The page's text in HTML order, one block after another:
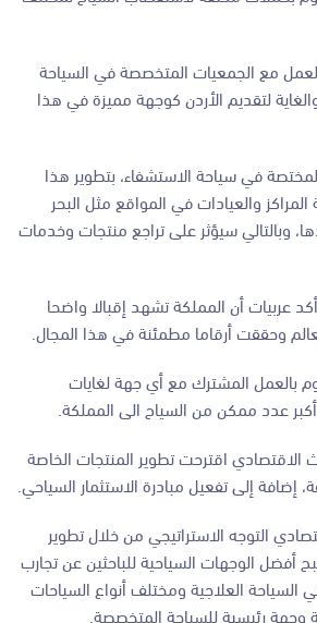
مع الجمعيات المتخصصة في السياحة
لتقديم الأردن كوجهة مميزة في هذا
في سياحة الاستشفاء، بتطوير هذا
والعيادات في المواقع مثل البحر
وبالتالي سيؤثر على تراجع منتجات وخدمات
عربيات أن المملكة تشهد إقبالا واضحا
وحققت أرقاما مطمئنة في هذا المجال.
بالعمل المشترك مع أي جهة لغايات
عدد ممكن من السياح الى المملكة.
الاقتصادي اقترحت تطوير المنتجات الخاصة
إضافة إلى تفعيل مبادرة الاستثمار السياحي.
التوجه الاستراتيجي من خلال تطوير
أفضل الوجهات السياحية للباحثين عن تجارب
العلاجية ومختلف أنواع السياحات
وجهة رئيسية للسياحة المتخصصة.